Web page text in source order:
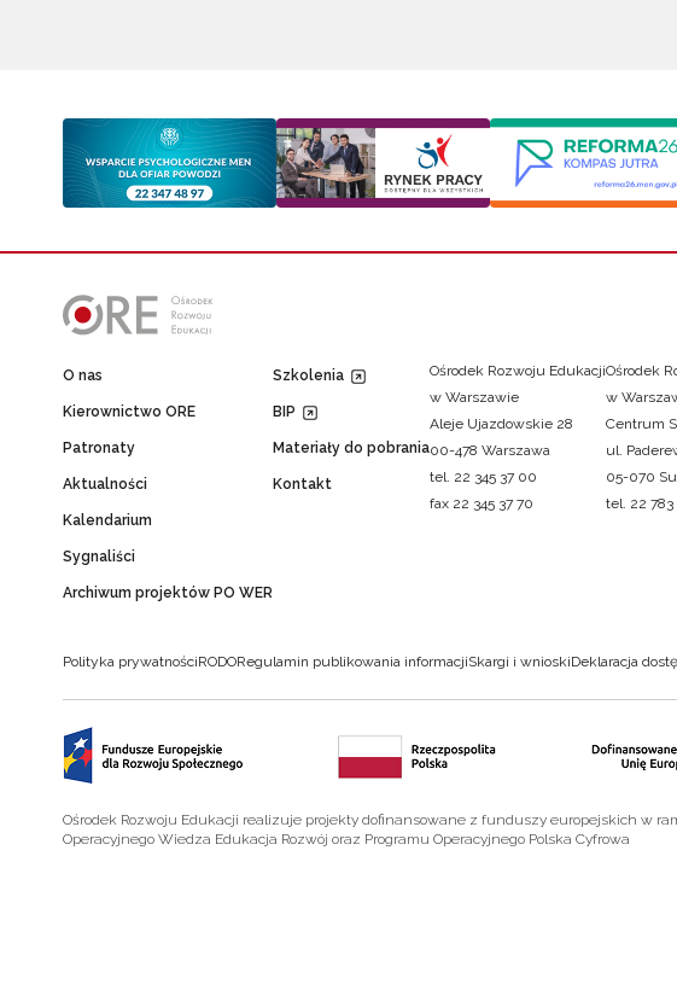
O nas
Kierownictwo ORE
Patronaty
Aktualności
Kalendarium
Sygnaliści
Archiwum projektów PO WER
Szkolenia
BIP
Materiały do pobrania
Kontakt
Ośrodek Rozwoju Edukacji
w Warszawie
Aleje Ujazdowskie 28
00-478 Warszawa
tel. 22 345 37 00
fax 22 345 37 70
Ośrodek
w
Centrum
ul.
05-070
tel. 22 783
Polityka prywatnościRODORegulamin publikowania informacjiSkargi i wnioskiDeklaracja
Ośrodek Rozwoju Edukacji realizuje projekty dofinansowane z funduszy europejskich w
Operacyjnego Wiedza Edukacja Rozwój oraz Programu Operacyjnego Polska Cyfrowa